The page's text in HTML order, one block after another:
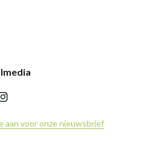
aan voor onze nieuwsbrief